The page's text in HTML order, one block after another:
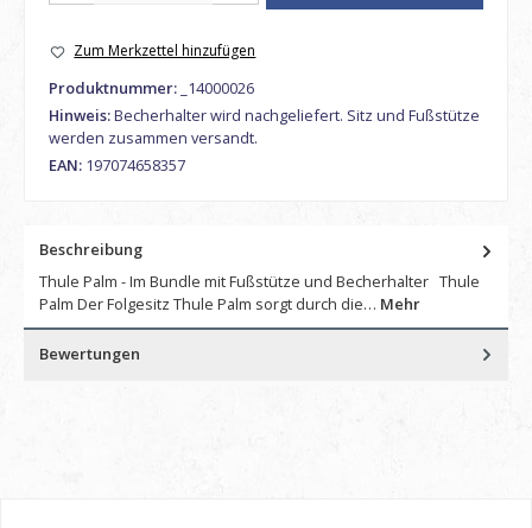
Zum Merkzettel hinzufügen
Produktnummer: _14000026
Hinweis:Becherhalter wird nachgeliefert. Sitz und Fußstütze
werden zusammen versandt.
EAN: 197074658357
Beschreibung
Thule Palm - Im Bundle mit Fußstütze und Becherhalter Thule
Palm Der Folgesitz Thule Palm sorgt durch die… Mehr
Bewertungen